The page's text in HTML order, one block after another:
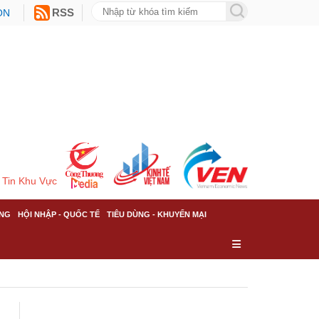
RSS
Tin Khu Vực
HỘI NHẬP - QUỐC TẾ TIÊU DÙNG - KHUYẾN MẠI